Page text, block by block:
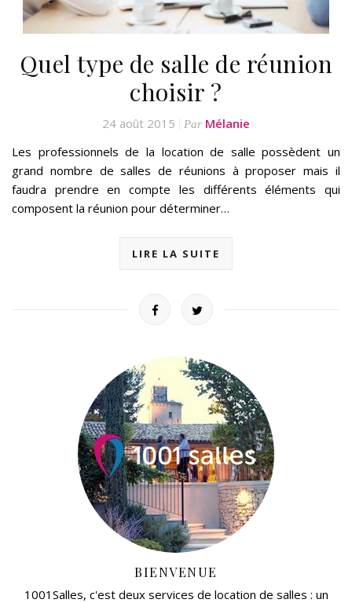
Quel type de salle de réunion
choisir ?
24 août 2015 Par Mélanie
Les professionnels de la location de salle possèdent un
grand nombre de salles de réunions à proposer mais il
faudra prendre en compte les différents éléments qui
composent la réunion pour déterminer…
LIRE LA SUITE
BIENVENUE
1001Salles, c'est deux services de location de salles : un